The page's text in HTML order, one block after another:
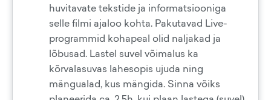
huvitavate tekstide ja informatsiooniga
selle filmi ajaloo kohta. Pakutavad Live-
programmid kohapeal olid naljakad ja
lõbusad. Lastel suvel võimalus ka
kõrvalasuvas lahesopis ujuda ning
mängualad, kus mängida. Sinna võiks